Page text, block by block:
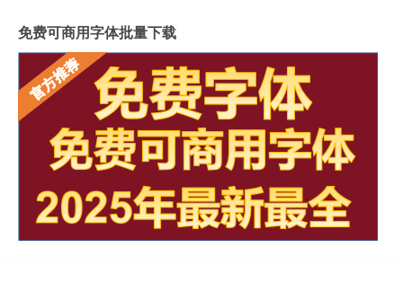
免费可商用字体批量下载